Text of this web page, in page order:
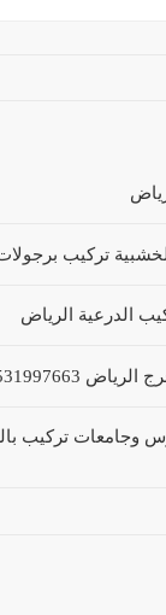
تركيب
الدرعية الرياض
0531997663
وجامعات تركيب